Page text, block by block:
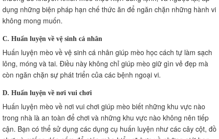
dụng những biện pháp hạn chế thức ăn để ngăn chặn những hành vi
không mong muốn.
C. Huấn luyện về vệ sinh cá nhân
Huấn luyện mèo về vệ sinh cá nhân giúp mèo học cách tự làm sạch
lông, móng và tai. Điều này không chỉ giúp mèo giữ gìn vẻ đẹp mà
còn ngăn chặn sự phát triển của các bệnh ngoại vi.
D. Huấn luyện về nơi vui chơi
Huấn luyện mèo về nơi vui chơi giúp mèo biết những khu vực nào
trong nhà là an toàn để chơi và những khu vực nào không nên tiếp
cận. Bạn có thể sử dụng các dụng cụ huấn luyện như các cây cột, đồ